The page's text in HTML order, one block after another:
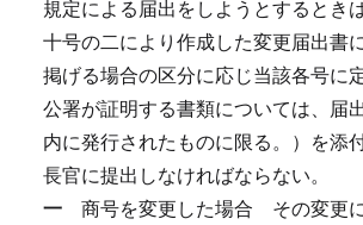
規定による届出をしようとするとき
十号の二により作成した変更届出書に
掲げる場合の区分に応じ当該各号に
公署が証明する書類については、届
内に発行されたものに限る。）を添
長官に提出しなければならない。
一 商号を変更した場合
その変更